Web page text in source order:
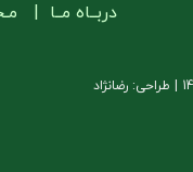
دربــاه مــا